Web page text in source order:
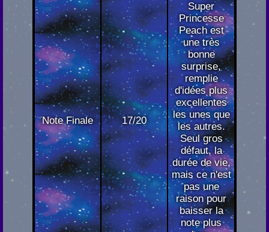
Note Finale 17/20
Super
Princesse
Peach est
une très
bonne
surprise,
remplie
d'idées plus
excellentes
les unes que
les autres.
Seul gros
défaut, la
durée de vie,
mais ce n'est
pas une
raison pour
baisser la
note plus